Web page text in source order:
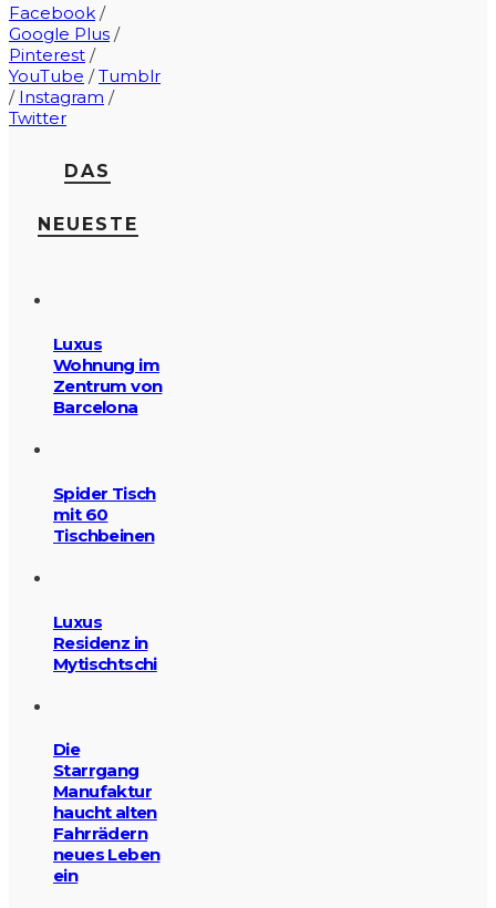
Facebook /
Google Plus /
Pinterest /
YouTube /Tumblr
/ Instagram /
Twitter
DAS
NEUESTE
Luxus
Wohnung im
Zentrum von
Barcelona
Spider Tisch
mit 60
Tischbeinen
Luxus
Residenz in
Mytischtschi
Die
Starrgang
Manufaktur
haucht alten
Fahrrädern
neues Leben
ein